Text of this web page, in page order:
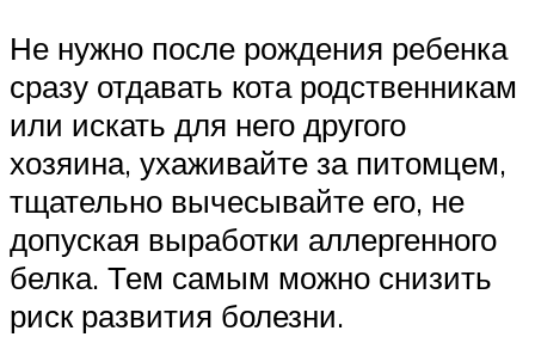
Не нужно после рождения ребенка
сразу отдавать кота родственникам
или искать для него другого
хозяина, ухаживайте за питомцем,
тщательно вычесывайте его, не
допуская выработки аллергенного
белка. Тем самым можно снизить
риск развития болезни.